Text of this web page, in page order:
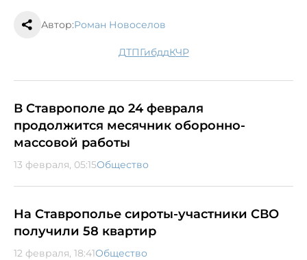
Автор:Роман Новоселов
ДТП гибдд КЧР
В Ставрополе до 24 февраля
продолжится месячник оборонно-
массовой работы
13 февраля, 05:15Общество
На Ставрополье сироты-участники СВО
получили 58 квартир
12 февраля, 18:41Общество